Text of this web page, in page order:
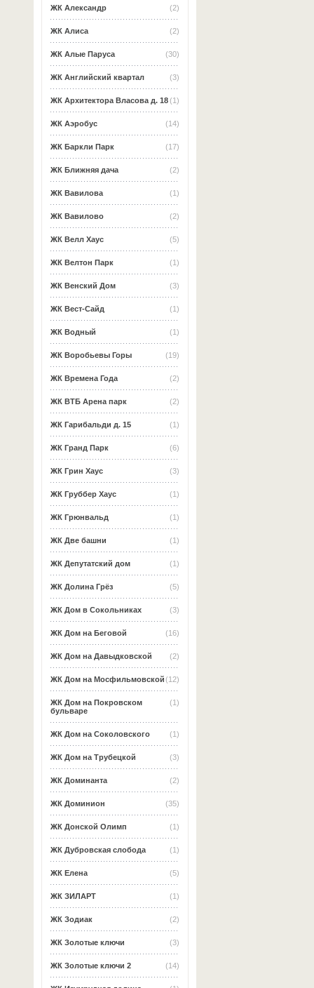
(2)
ЖК Александр
(2)
ЖК Алиса
(30)
ЖК Алые Паруса
(3)
ЖК Английский квартал
(1)
ЖК Архитектора Власова д. 18
(14)
ЖК Аэробус
(17)
ЖК Баркли Парк
(2)
ЖК Ближняя дача
(1)
ЖК Вавилова
(2)
ЖК Вавилово
(5)
ЖК Велл Хаус
(1)
ЖК Велтон Парк
(3)
ЖК Венский Дом
(1)
ЖК Вест-Сайд
(1)
ЖК Водный
(19)
ЖК Воробьевы Горы
(2)
ЖК Времена Года
(2)
ЖК ВТБ Арена парк
(1)
ЖК Гарибальди д. 15
(6)
ЖК Гранд Парк
(3)
ЖК Грин Хаус
(1)
ЖК Груббер Хаус
(1)
ЖК Грюнвальд
(1)
ЖК Две башни
(1)
ЖК Депутатский дом
(5)
ЖК Долина Грёз
(3)
ЖК Дом в Сокольниках
(16)
ЖК Дом на Беговой
(2)
ЖК Дом на Давыдковской
(12)
ЖК Дом на Мосфильмовской
(1)
ЖК Дом на Покровском
бульваре
(1)
ЖК Дом на Соколовского
(3)
ЖК Дом на Трубецкой
(2)
ЖК Доминанта
(35)
ЖК Доминион
(1)
ЖК Донской Олимп
(1)
ЖК Дубровская слобода
(5)
ЖК Елена
(1)
ЖК ЗИЛАРТ
(2)
ЖК Зодиак
(3)
ЖК Золотые ключи
(14)
ЖК Золотые ключи 2